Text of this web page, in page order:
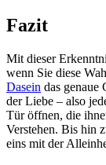
Fazit
Mit dieser
wenn Sie diese
Dasein das genaue
der Liebe – also
Tür öffnen, die
Verstehen. Bis hin
eins mit der